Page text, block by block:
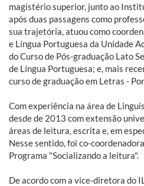
magistério superior, junto ao
após duas passagens como
sua trajetória, atuou como
e Língua Portuguesa da Unidade
do Curso de Pós-graduação Lato
de Língua Portuguesa; e, mais
curso de graduação em Letras -
Com experiência na área de
desde de 2013 com extensão
áreas de leitura, escrita e, em
Nesse sentido, foi co-
Programa "Socializando a leitura".
De acordo com a vice-diretora do